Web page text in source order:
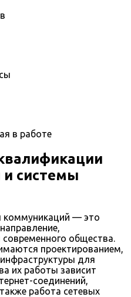
в работе
и системы
коммуникаций — это
общества.
проектированием,
для
их работы зависит
соединений,
работа сетевых